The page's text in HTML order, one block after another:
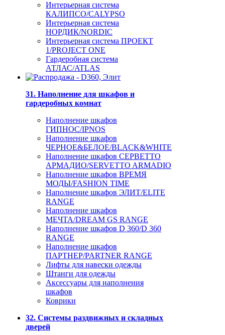
Интерьерная система
КАЛИПСО/CALYPSO
Интерьерная система
НОРДИК/NORDIC
Интерьерная система ПРОЕКТ
1/PROJECT ONE
Гардеробная система
АТЛАС/ATLAS
31. Наполнение для шкафов и
гардеробных комнат
Наполнение шкафов
ГИПНОС/IPNOS
Наполнение шкафов
ЧЕРНОЕ&БЕЛОЕ/BLACK&WHITE
Наполнение шкафов СЕРВЕТТО
АРМАДИО/SERVETTO ARMADIO
Наполнение шкафов ВРЕМЯ
МОДЫ/FASHION TIME
Наполнение шкафов ЭЛИТ/ELITE
RANGE
Наполнение шкафов
МЕЧТА/DREAM GS RANGE
Наполнение шкафов D 360/D 360
RANGE
Наполнение шкафов
ПАРТНЕР/PARTNER RANGE
Лифты для навески одежды
Штанги для одежды
Аксессуары для наполнения
шкафов
Коврики
32. Системы раздвижных и складных
дверей